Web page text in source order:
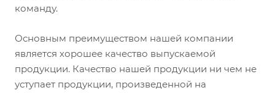
команду.
Основным преимуществом нашей компании
является хорошее качество выпускаемой
продукции. Качество нашей продукции ни чем не
уступает продукции, произведенной на